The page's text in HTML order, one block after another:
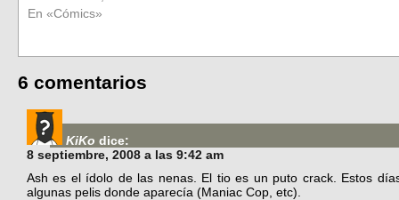
En «Cómics»
6 comentarios
KiKo dice:
8 septiembre, 2008 a las 9:42 am
Ash es el ídolo de las nenas. El tio es un puto crack. Estos
algunas pelis donde aparecía (Maniac Cop, etc).